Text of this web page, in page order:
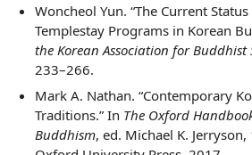
Woncheol Yun. “The Current
Templestay Programs in Korean
the Korean Association for Buddhist
233–266.
Mark A. Nathan. “Contemporary
Traditions.” In The Oxford
Buddhism, ed. Michael K.